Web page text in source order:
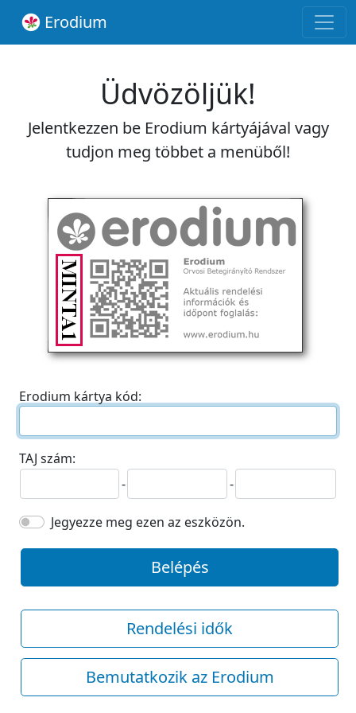
Erodium
Üdvözöljük!
Jelentkezzen be Erodium kártyájával vagy
tudjon meg többet a menüből!
Erodium kártya kód:
TAJ szám:
-
-
Jegyezze meg ezen az eszközön.
Belépés
Rendelési idők
Bemutatkozik az Erodium